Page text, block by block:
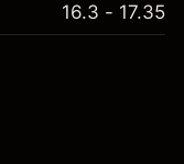
16.3 - 17.35